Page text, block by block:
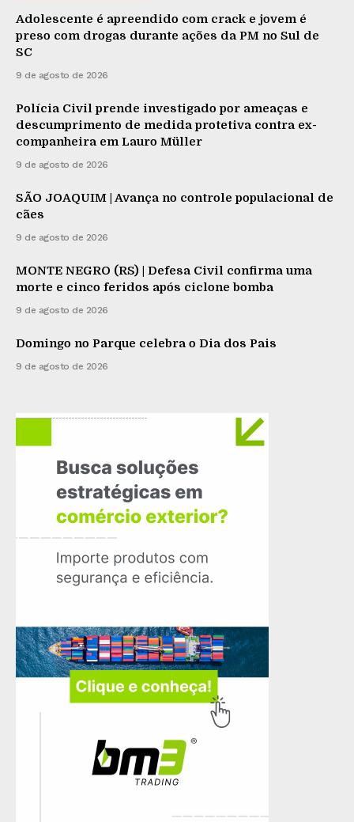
Adolescente é apreendido com crack e jovem é
preso com drogas durante ações da PM no Sul de
SC
9 de agosto de 2026
Polícia Civil prende investigado por ameaças e
descumprimento de medida protetiva contra ex-
companheira em Lauro Müller
9 de agosto de 2026
SÃO JOAQUIM | Avança no controle populacional de
cães
9 de agosto de 2026
MONTE NEGRO (RS) | Defesa Civil confirma uma
morte e cinco feridos após ciclone bomba
9 de agosto de 2026
Domingo no Parque celebra o Dia dos Pais
9 de agosto de 2026